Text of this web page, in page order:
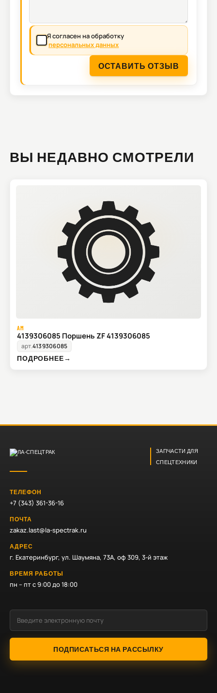
Я согласен на обработку
персональных данных
ОСТАВИТЬ ОТЗЫВ
ВЫ НЕДАВНО СМОТРЕЛИ
AM
4139306085 Поршень ZF 4139306085
арт.4139306085
ПОДРОБНЕЕ→
ЗАПЧАСТИ ДЛЯ
СПЕЦТЕХНИКИ
ТЕЛЕФОН
+7 (343) 361-36-16
ПОЧТА
zakaz.last@la-spectrak.ru
АДРЕС
г. Екатеринбург, ул. Шаумяна, 73А, оф 309, 3-й этаж
ВРЕМЯ РАБОТЫ
пн – пт с 9:00 до 18:00
ПОДПИСАТЬСЯ НА РАССЫЛКУ